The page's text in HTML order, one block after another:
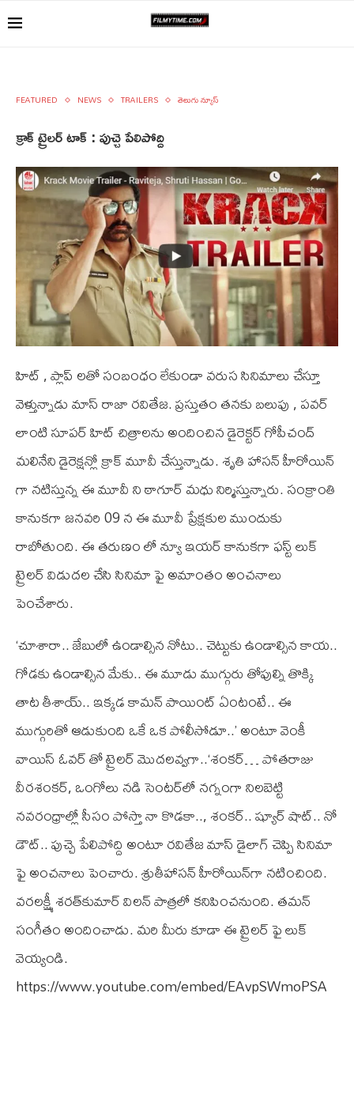
FEATURED NEWS TRAILERS తెలుగు న్యూస్
క్రాక్ ట్రైలర్ టాక్ : పుచ్చె పేలిపోద్ది
హిట్ , ప్లాప్ లతో సంబంధం లేకుండా వరుస సినిమాలు చేస్తూ
వెళ్తున్నాడు మాస్ రాజా రవితేజ. ప్రస్తుతం తనకు బలుపు , పవర్
లాంటి సూపర్ హిట్ చిత్రాలను అందించిన డైరెక్టర్ గోపీచంద్
మలినేని డైరెక్షన్లో క్రాక్ మూవీ చేస్తున్నాడు. శృతి హాసన్ హీరోయిన్
గా నటిస్తున్న ఈ మూవీ ని ఠాగూర్ మధు నిర్మిస్తున్నారు. సంక్రాంతి
కానుకగా జనవరి 09 న ఈ మూవీ ప్రేక్షకుల ముందుకు
రాబోతుంది. ఈ తరుణం లో న్యూ ఇయర్ కానుకగా ఫస్ట్ లుక్
ట్రైలర్ విడుదల చేసి సినిమా ఫై అమాంతం అంచనాలు
పెంచేశారు.
‘చూశారా.. జేబులో ఉండాల్సిన నోటు.. చెట్టుకు ఉండాల్సిన కాయ..
గోడకు ఉండాల్సిన మేకు.. ఈ మూడు ముగ్గురు తోపుల్ని తొక్కి
తాట తీశాయ్‌.. ఇక్కడ కామన్‌ పాయింట్‌ ఏంటంటే.. ఈ
ముగ్గురితో ఆడుకుంది ఒకే ఒక పోలీసోడూ..’ అంటూ వెంకీ
వాయిస్ ఓవర్ తో ట్రైలర్ మొదలవ్వగా..‘శంకర్‌… పోతరాజు
వీరశంకర్‌, ఒంగోలు నడి సెంటర్‌లో నగ్నంగా నిలబెట్టి
నవరంధ్రాల్లో సీసం పోస్తా నా కొడకా.., శంకర్‌.. ష్యూర్‌ షాట్‌.. నో
డౌట్‌.. పుచ్చె పేలిపోద్ది అంటూ రవితేజ మాస్ డైలాగ్ చెప్పి సినిమా
ఫై అంచనాలు పెంచారు. శ్రుతీహాసన్ హీరోయిన్‌గా నటించింది.
వరలక్ష్మీ శరత్‌కుమార్ విలన్ పాత్రలో కనిపించనుంది. తమన్
సంగీతం అందించాడు. మరి మీరు కూడా ఈ ట్రైలర్ ఫై లుక్
వెయ్యండి.
https://www.youtube.com/embed/EAvpSWmoPSA